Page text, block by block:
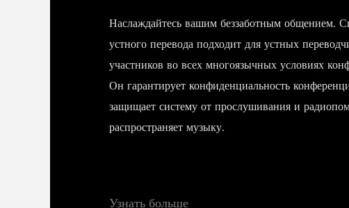
Наслаждайтесь вашим беззаботным общением.
устного перевода подходит для устных
участников во всех многоязычных условиях
Он гарантирует конфиденциальность
защищает систему от прослушивания и
распространяет музыку.
Узнать больше